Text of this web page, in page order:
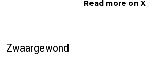
Read more on X
Zwaargewond